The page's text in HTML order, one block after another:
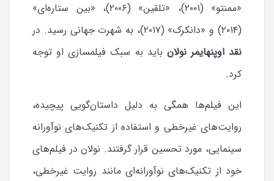
«ممنتو» (۲۰۰۱)، «تلقین» (۲۰۰۶)، «بین ستاره‌ای»
(۲۰۱۴) و «دانکرک» (۲۰۱۷)، به شهرت جهانی رسید. در
نقد اوپنهایمر نولان باید به سبک فیلمسازی او توجه
کرد.
این فیلم‌ها همگی به دلیل داستان‌گویی پیچیده،
روایت‌های غیرخطی و استفاده از تکنیک‌های نوآورانه
سینمایی، مورد تحسین قرار گرفتند. نولان در فیلم‌های
خود از تکنیک‌های نوآورانه‌ای مانند روایت غیرخطی،